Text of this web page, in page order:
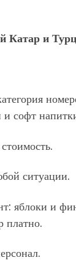
Катар и
софт
ситуации.
яблоки и
платно.